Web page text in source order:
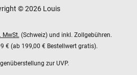
© 2026 Louis
MwSt. (Schweiz) und inkl. Zollgebühren.
€ (ab 199,00 € Bestellwert gratis).
zur UVP.